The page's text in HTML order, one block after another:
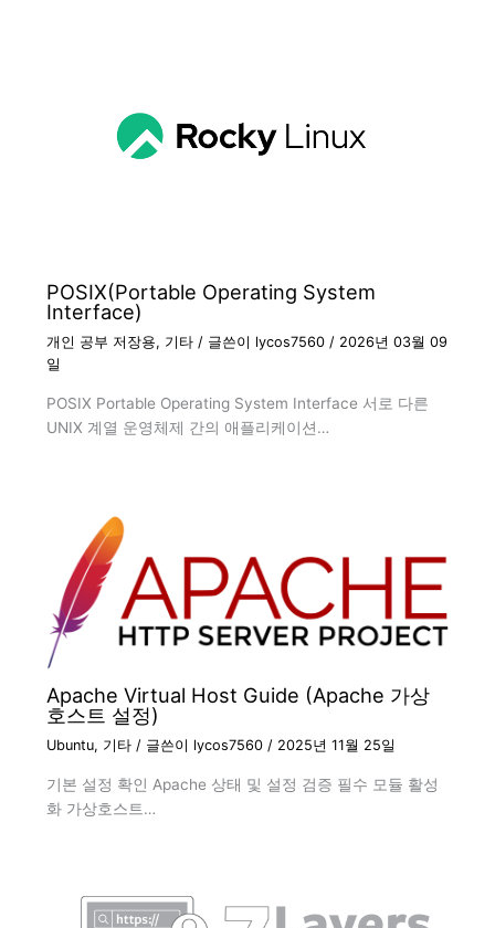
POSIX(Portable Operating System
Interface)
개인 공부 저장용, 기타/ 글쓴이 lycos7560 / 2026년 03월 09
일
POSIX Portable Operating System Interface 서로 다른
UNIX 계열 운영체제 간의 애플리케이션…
Apache Virtual Host Guide (Apache 가상
호스트 설정)
Ubuntu, 기타/ 글쓴이 lycos7560 / 2025년 11월 25일
기본 설정 확인 Apache 상태 및 설정 검증 필수 모듈 활성
화 가상호스트…